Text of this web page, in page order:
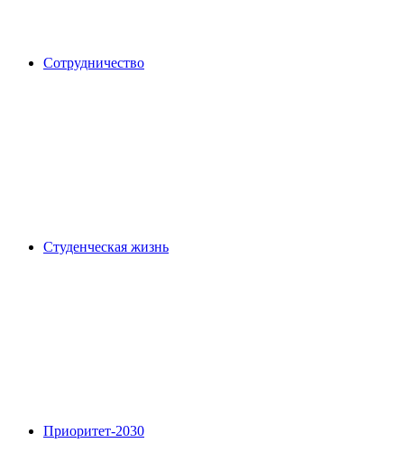
Сотрудничество
Студенческая жизнь
Приоритет-2030